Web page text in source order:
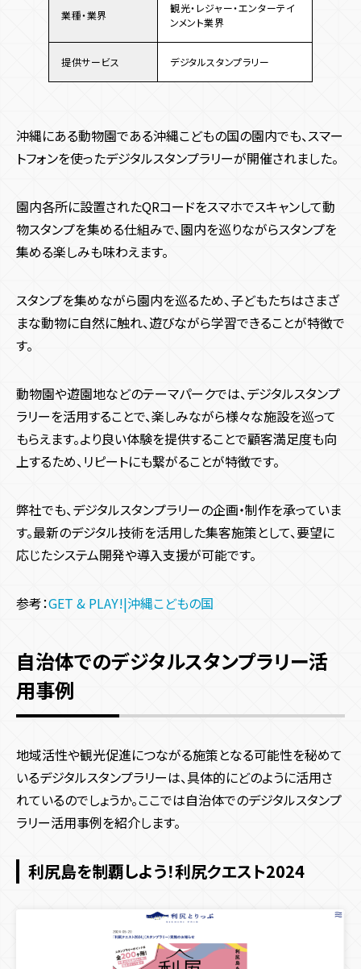
業種・業界
観光・レジャー・エンターテイ
ンメント業界
提供サービス デジタルスタンプラリー
沖縄にある動物園である沖縄こどもの国の園内でも、スマー
トフォンを使ったデジタルスタンプラリーが開催されました。
園内各所に設置されたQRコードをスマホでスキャンして動
物スタンプを集める仕組みで、園内を巡りながらスタンプを
集める楽しみも味わえます。
スタンプを集めながら園内を巡るため、子どもたちはさまざ
まな動物に自然に触れ、遊びながら学習できることが特徴で
す。
動物園や遊園地などのテーマパークでは、デジタルスタンプ
ラリーを活用することで、楽しみながら様々な施設を巡って
もらえます。より良い体験を提供することで顧客満足度も向
上するため、リピートにも繋がることが特徴です。
弊社でも、デジタルスタンプラリーの企画・制作を承っていま
す。最新のデジタル技術を活用した集客施策として、要望に
応じたシステム開発や導入支援が可能です。
参考：GET & PLAY!|沖縄こどもの国
自治体でのデジタルスタンプラリー活
用事例
地域活性や観光促進につながる施策となる可能性を秘めて
いるデジタルスタンプラリーは、具体的にどのように活用さ
れているのでしょうか。ここでは自治体でのデジタルスタンプ
ラリー活用事例を紹介します。
利尻島を制覇しよう！利尻クエスト2024